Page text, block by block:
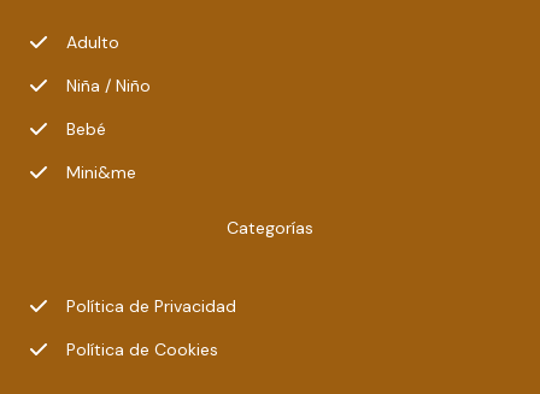
Adulto
Niña / Niño
Bebé
Mini&me
Categorías
Política de Privacidad
Política de Cookies